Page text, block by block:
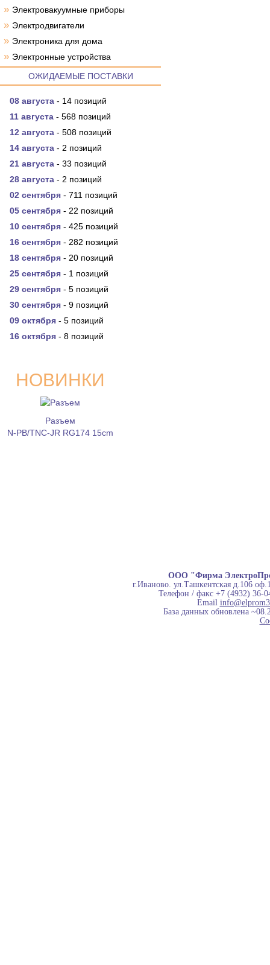
» Электровакуумные приборы
» Электродвигатели
» Электроника для дома
» Электронные устройства
ОЖИДАЕМЫЕ ПОСТАВКИ
08 августа - 14 позиций
11 августа - 568 позиций
12 августа - 508 позиций
14 августа - 2 позиций
21 августа - 33 позиций
28 августа - 2 позиций
02 сентября - 711 позиций
05 сентября - 22 позиций
10 сентября - 425 позиций
16 сентября - 282 позиций
18 сентября - 20 позиций
25 сентября - 1 позиций
29 сентября - 5 позиций
30 сентября - 9 позиций
09 октября - 5 позиций
16 октября - 8 позиций
НОВИНКИ
Разъем
N-PB/TNC-JR RG174 15cm
ООО "Фирма
г.Иваново. ул.Ташкентская д.106
Телефон / факс +7 (4932) 36-
Email
База данных обновлена